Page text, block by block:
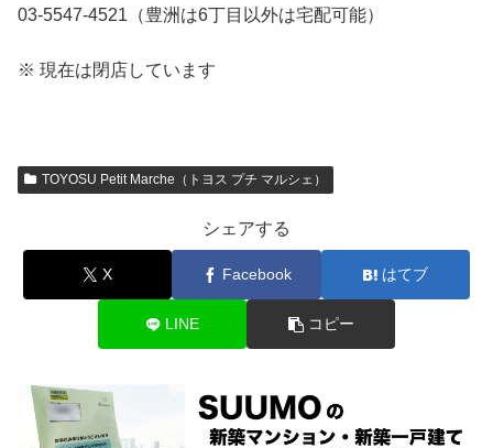
03-5547-4521（豊洲は6丁目以外は宅配可能）
※ 現在は閉店しています
TOYOSU Petit Marche（トヨス プチ マルシェ）
シェアする
X Facebook はてブ
LINE コピー